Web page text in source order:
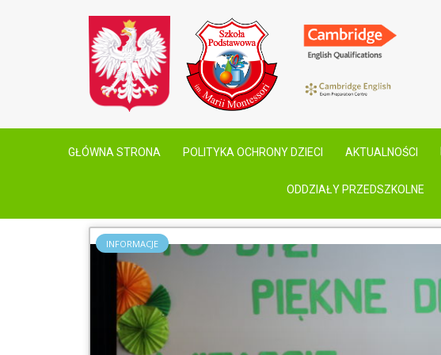
GŁÓWNA STRONA POLITYKA OCHRONY DZIECI AKTUALNOŚCI
ODDZIAŁY PRZEDSZKOLNE
INFORMACJE